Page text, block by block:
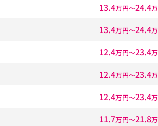
13.4万円〜24.4
13.4万円〜24.4
12.4万円〜23.4
12.4万円〜23.4
12.4万円〜23.4
11.7万円〜21.8